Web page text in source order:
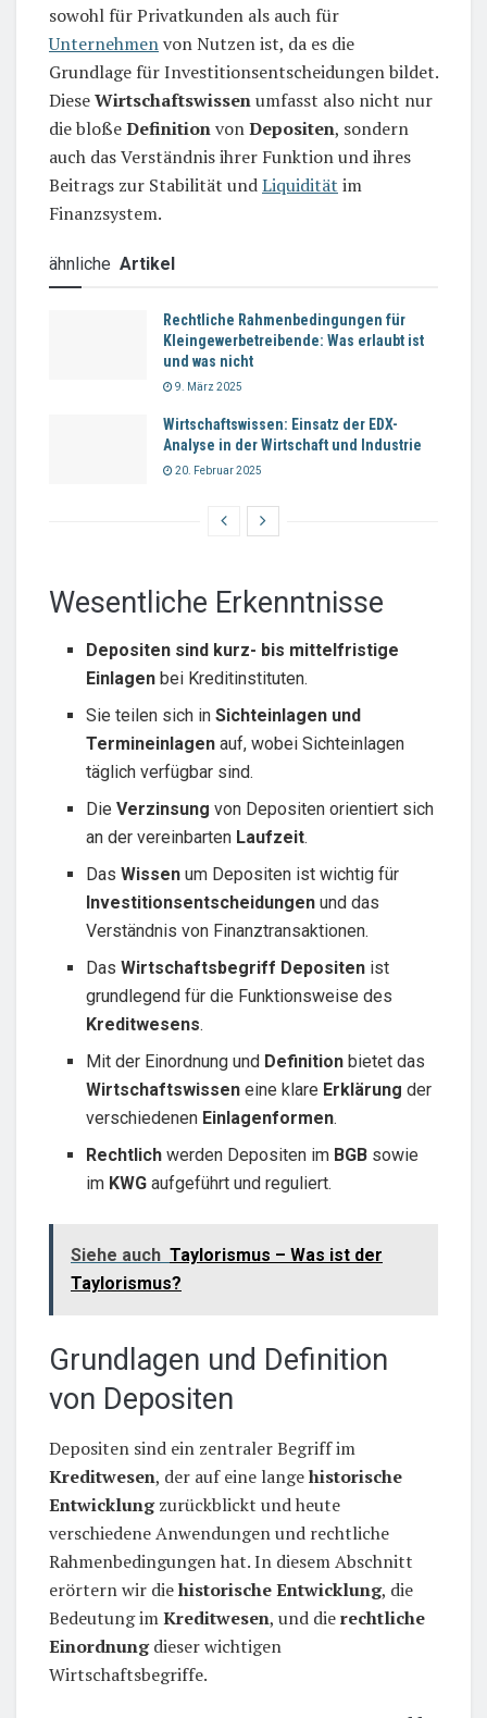
sowohl für Privatkunden als auch für
Unternehmenvon Nutzen ist, da es die
Grundlage für Investitionsentscheidungen bildet.
DieseWirtschaftswissenumfasst also nicht nur
die bloßeDefinitionvonDepositen, sondern
auch das Verständnis ihrer Funktion und ihres
Beitrags zur Stabilität undLiquidität im
Finanzsystem.
ähnliche Artikel
Rechtliche Rahmenbedingungen für
Kleingewerbetreibende: Was erlaubt ist
und was nicht
9. März 2025
Wirtschaftswissen: Einsatz der EDX-
Analyse in der Wirtschaft und Industrie
20. Februar 2025
Wesentliche Erkenntnisse
Depositen sind kurz- bis mittelfristige
Einlagen bei Kreditinstituten.
Sie teilen sich inSichteinlagen und
Termineinlagen auf, wobei Sichteinlagen
täglich verfügbar sind.
DieVerzinsung von Depositen orientiert sich
an der vereinbarten Laufzeit.
DasWissen um Depositen ist wichtig für
Investitionsentscheidungen und das
Verständnis von Finanztransaktionen.
DasWirtschaftsbegriff Depositen ist
grundlegend für die Funktionsweise des
Kreditwesens.
Mit der Einordnung und Definition bietet das
Wirtschaftswissen eine klare Erklärung der
verschiedenen Einlagenformen.
Rechtlich werden Depositen im BGB sowie
im KWG aufgeführt und reguliert.
Siehe auch Taylorismus – Was ist der
Taylorismus?
Grundlagen und Definition
von Depositen
Depositen sind ein zentraler Begriff im
Kreditwesen, der auf eine langehistorische
Entwicklungzurückblickt und heute
verschiedene Anwendungen und rechtliche
Rahmenbedingungen hat. In diesem Abschnitt
erörtern wir diehistorische Entwicklung, die
Bedeutung imKreditwesen, und dierechtliche
Einordnungdieser wichtigen
Wirtschaftsbegriffe.